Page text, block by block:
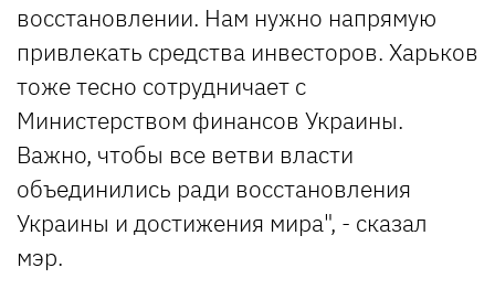
восстановлении. Нам нужно напрямую
привлекать средства инвесторов. Харьков
тоже тесно сотрудничает с
Министерством финансов Украины.
Важно, чтобы все ветви власти
объединились ради восстановления
Украины и достижения мира", - сказал
мэр.